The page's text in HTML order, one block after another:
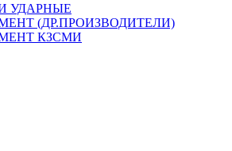
УДАРНЫЕ
(ДР.ПРОИЗВОДИТЕЛИ)
КЗСМИ